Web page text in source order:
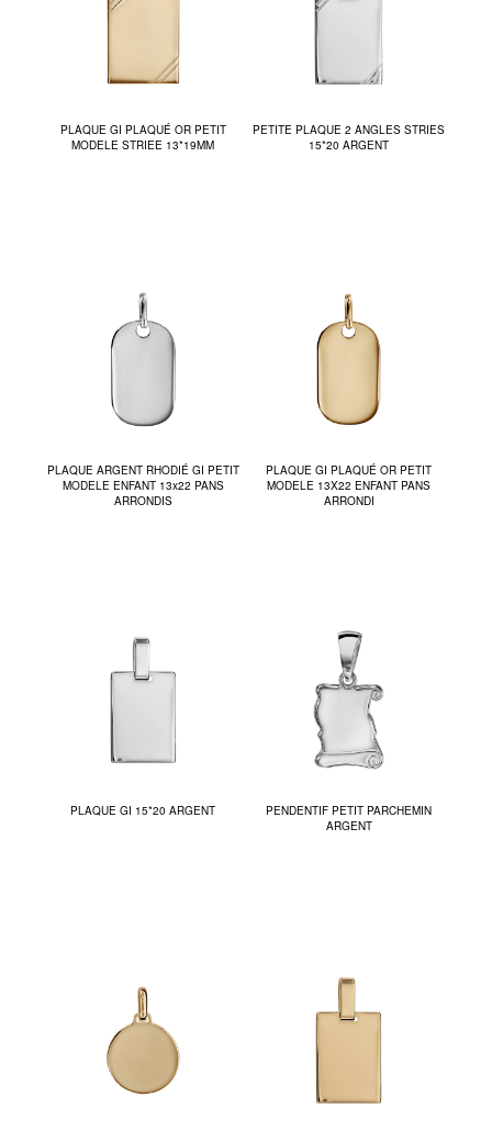
PLAQUE GI PLAQUÉ OR PETIT
MODELE STRIEE 13*19MM
PETITE PLAQUE 2 ANGLES STRIES
15*20 ARGENT
PLAQUE ARGENT RHODIÉ GI PETIT
MODELE ENFANT 13x22 PANS
ARRONDIS
PLAQUE GI PLAQUÉ OR PETIT
MODELE 13X22 ENFANT PANS
ARRONDI
PLAQUE GI 15*20 ARGENT
PENDENTIF PETIT PARCHEMIN
ARGENT